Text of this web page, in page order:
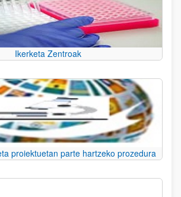
Ikerketa Zentroak
proiektuetan parte hartzeko prozedura